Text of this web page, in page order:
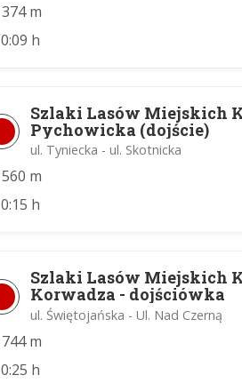
374 m
0:09 h
Szlaki Lasów Miejskich
Pychowicka (dojście)
ul. Tyniecka - ul. Skotnicka
560 m
0:15 h
Szlaki Lasów Miejskich
Korwadza - dojściówka
ul. Świętojańska - Ul. Nad Czerną
744 m
0:25 h